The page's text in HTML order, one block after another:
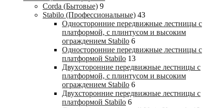
Corda (Бытовые) 9
Stabilo (Профессиональные) 43
Односторонние передвижные лестницы с
платформой, с плинтусом и высоким
ограждением Stabilo 6
Односторонние передвижные лестницы с
платформой Stabilo 13
Двухсторонние передвижные лестницы с
платформой, с плинтусом и высоким
ограждением Stabilo 6
Двухсторонние передвижные лестницы с
платформой Stabilo 6